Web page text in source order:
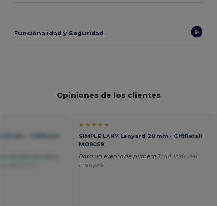
Funcionalidad y Seguridad
Opiniones de los clientes
★ ★ ★ ★ ★
SIMPLE LANY Lanyard 20 mm - GiftRetail
MO9058
Para un evento de primera Traducido del
Français